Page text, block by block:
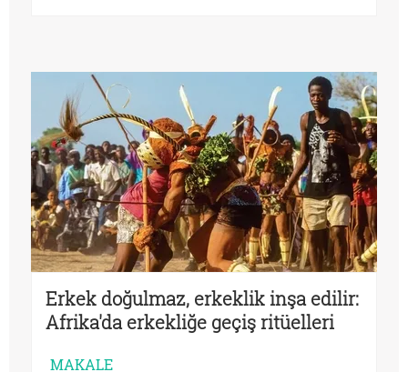
Erkek doğulmaz, erkeklik inşa edilir:
Afrika'da erkekliğe geçiş ritüelleri
MAKALE